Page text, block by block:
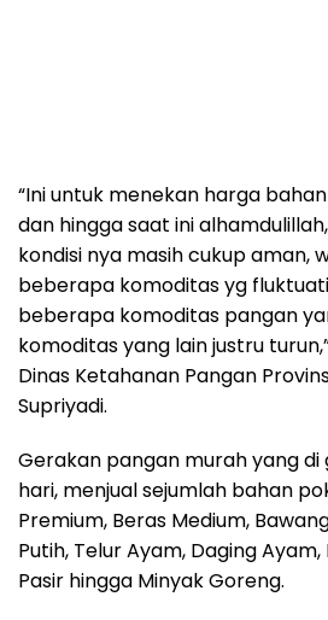
“Ini untuk menekan harga
dan hingga saat ini
kondisi nya masih cukup aman,
beberapa komoditas yg
beberapa komoditas pangan
komoditas yang lain justru
Dinas Ketahanan Pangan
Supriyadi.
Gerakan pangan murah yang
hari, menjual sejumlah bahan
Premium, Beras Medium,
Putih, Telur Ayam, Daging Ayam,
Pasir hingga Minyak Goreng.